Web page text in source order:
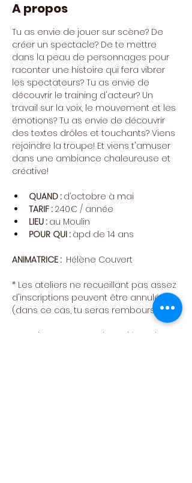
A propos
Tu as envie de jouer sur scène? De
créer un spectacle? De te mettre
dans la peau de personnages pour
raconter une histoire qui fera vibrer
les spectateurs? Tu as envie de
découvrir le training d'acteur? Un
travail sur la voix, le mouvement et les
émotions? Tu as envie de découvrir
des textes drôles et touchants? Viens
rejoindre la troupe! Et viens t'amuser
dans une ambiance chaleureuse et
créative!
QUAND : d’octobre à mai
TARIF : 240€ / année
LIEU : au Moulin
POUR QUI : àpd de 14 ans
ANIMATRICE : Hélène Couvert
​* Les ateliers ne recueillant pas assez
d'inscriptions peuvent être annulés
(dans ce cas, tu seras remboursé)
Attention : pas cours le 15 décembre